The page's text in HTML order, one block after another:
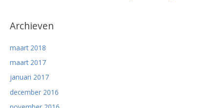
Archieven
maart 2018
maart 2017
januari 2017
december 2016